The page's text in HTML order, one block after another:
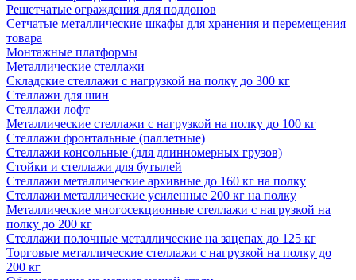
Решетчатые ограждения для поддонов
Сетчатые металлические шкафы для хранения и перемещения
товара
Монтажные платформы
Металлические стеллажи
Складские стеллажи с нагрузкой на полку до 300 кг
Стеллажи для шин
Стеллажи лофт
Металлические стеллажи с нагрузкой на полку до 100 кг
Стеллажи фронтальные (паллетные)
Стеллажи консольные (для длинномерных грузов)
Стойки и стеллажи для бутылей
Стеллажи металлические архивные до 160 кг на полку
Стеллажи металлические усиленные 200 кг на полку
Металлические многосекционные стеллажи с нагрузкой на
полку до 200 кг
Стеллажи полочные металлические на зацепах до 125 кг
Торговые металлические стеллажи с нагрузкой на полку до
200 кг